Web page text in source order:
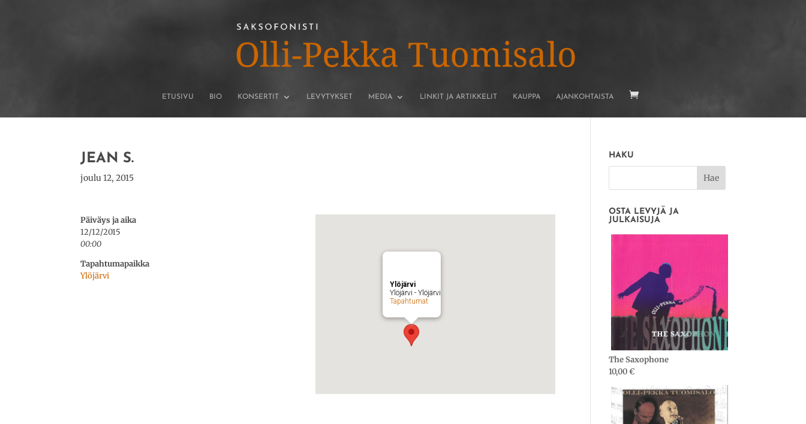
ETUSIVU BIO KONSERTIT LEVYTYKSET MEDIA LINKIT JA ARTIKKELIT KAUPPA AJANKOHTAISTA
JEAN S.
joulu 12, 2015
Ylöjärvi
Ylöjärvi - Ylöjärvi
Tapahtumat
Päiväys ja aika
12/12/2015
00:00
Tapahtumapaikka
Ylöjärvi
HAKU
OSTA LEVYJÄ JA
JULKAISUJA
The Saxophone
10,00€